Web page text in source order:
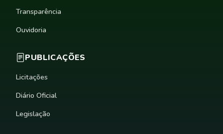
Transparência
Ouvidoria
PUBLICAÇÕES
Licitações
Diário Oficial
Legislação